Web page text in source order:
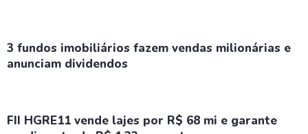
3 fundos imobiliários fazem vendas milionárias e
anunciam dividendos
FII HGRE11 vende lajes por R$ 68 mi e garante